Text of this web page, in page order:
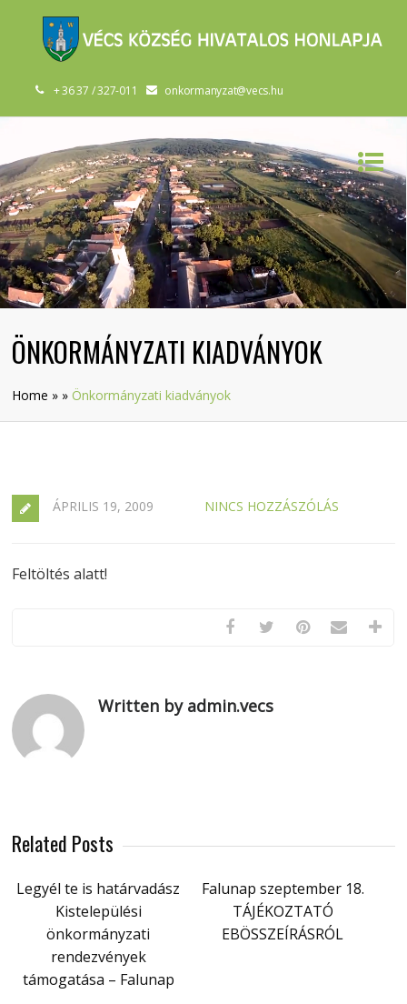
+ 36 37 / 327-011 onkormanyzat@vecs.hu
ÖNKORMÁNYZATI KIADVÁNYOK
Home » » Önkormányzati kiadványok
ÁPRILIS 19, 2009 NINCS HOZZÁSZÓLÁS
Feltöltés alatt!
Written by admin.vecs
Related Posts
Legyél te is határvadász
Falunap szeptember 18.
Kistelepülési
önkormányzati
rendezvények
támogatása – Falunap
TÁJÉKOZTATÓ
EBÖSSZEÍRÁSRÓL